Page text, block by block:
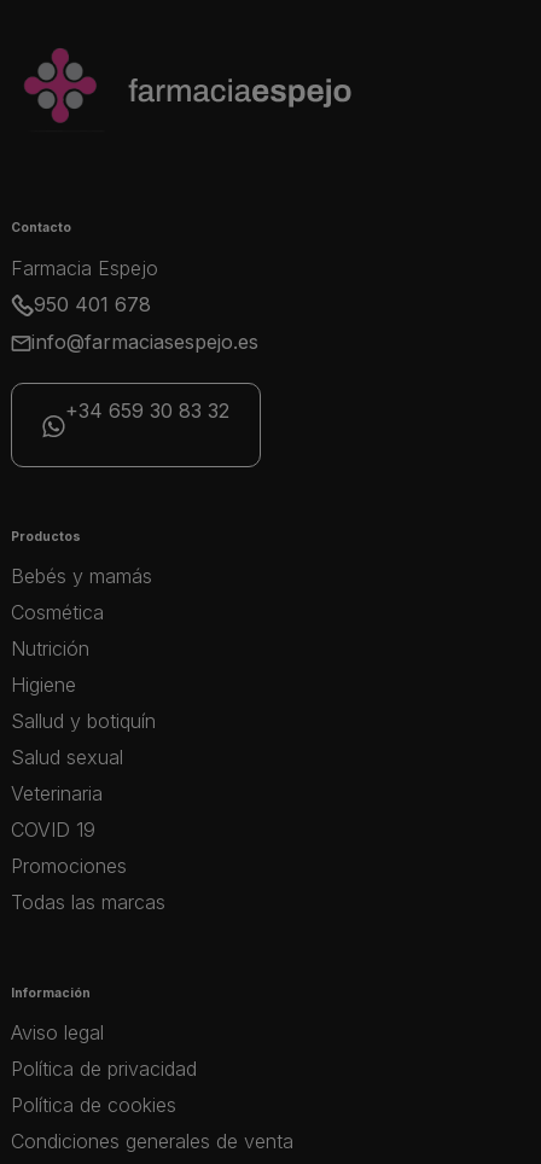
Contacto
Farmacia Espejo
950 401 678
info@farmaciasespejo.es
+34 659 30 83 32
Productos
Bebés y mamás
Cosmética
Nutrición
Higiene
Sallud y botiquín
Salud sexual
Veterinaria
COVID 19
Promociones
Todas las marcas
Información
Aviso legal
Política de privacidad
Política de cookies
Condiciones generales de venta